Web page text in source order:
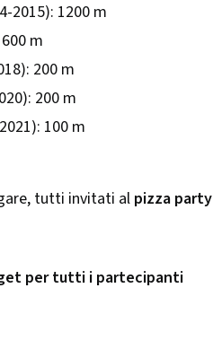
2015): 1200 m
m
200 m
200 m
100 m
tutti invitati al pizza party
per tutti i partecipanti